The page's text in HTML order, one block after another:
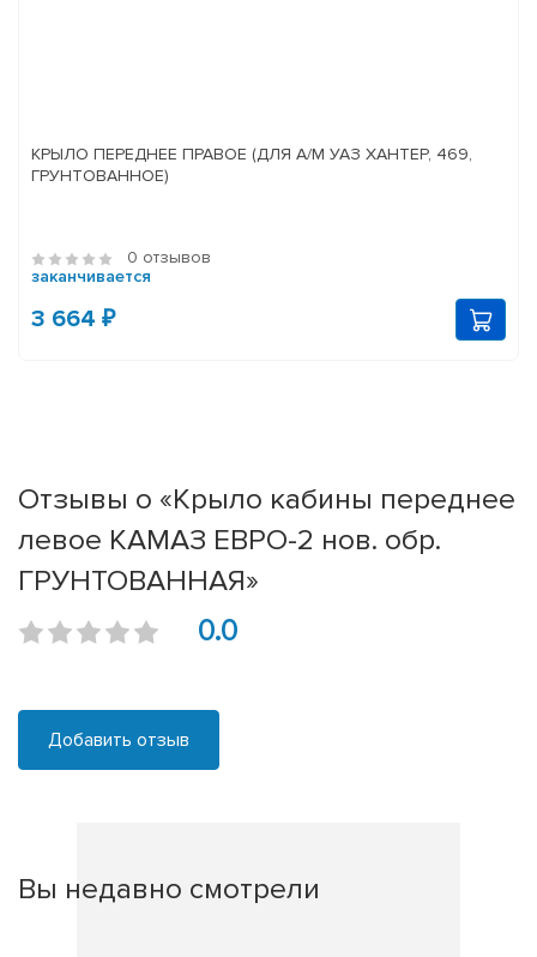
КРЫЛО ПЕРЕДНЕЕ ПРАВОЕ (ДЛЯ А/М УАЗ ХАНТЕР, 469,
ГРУНТОВАННОЕ)
0 отзывов
заканчивается
3 664 ₽
Отзывы о «Крыло кабины переднее
левое КАМАЗ ЕВРО-2 нов. обр.
ГРУНТОВАННАЯ»
0.0
Добавить отзыв
Вы недавно смотрели